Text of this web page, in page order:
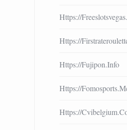
Https://
Https://
Https://fujipon.info
Https://
Https://